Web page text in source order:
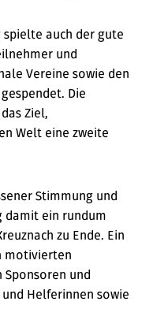
spielte auch der gute
und
Vereine sowie den
Die
Ziel,
Welt eine zweite
Stimmung und
damit ein rundum
zu Ende. Ein
motivierten
und
Helferinnen sowie